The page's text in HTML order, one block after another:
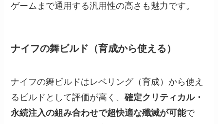
ゲームまで通用する汎用性の高さも魅力です。
ナイフの舞ビルド（育成から使える）
ナイフの舞ビルドはレベリング（育成）から使え
るビルドとして評価が高く、確定クリティカル・
永続注入の組み合わせで超快適な殲滅が可能で